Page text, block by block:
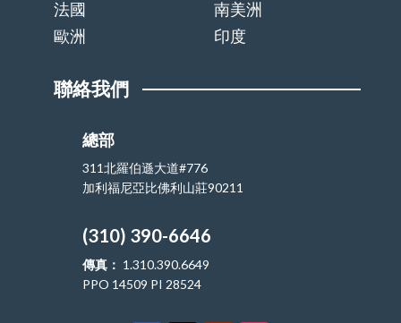
法國
南美洲
歐洲
印度
聯絡我們
總部
311北羅伯遜大道#776
加利福尼亞比佛利山莊90211
(310) 390-6646
傳真： 1.310.390.6649
PPO 14509 PI 28524